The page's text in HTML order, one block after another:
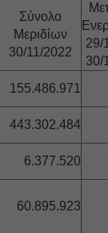
Σύνολο
Μεριδίων
30/11/2022
29/
30/
155.486.971
443.302.484
6.377.520
60.895.923